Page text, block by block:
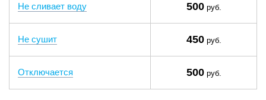
Не сливает воду 500руб.
Не сушит 450руб.
Отключается 500руб.